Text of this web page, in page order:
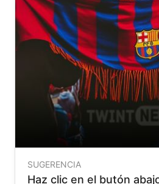
SUGERENCIA
Haz clic en el butón